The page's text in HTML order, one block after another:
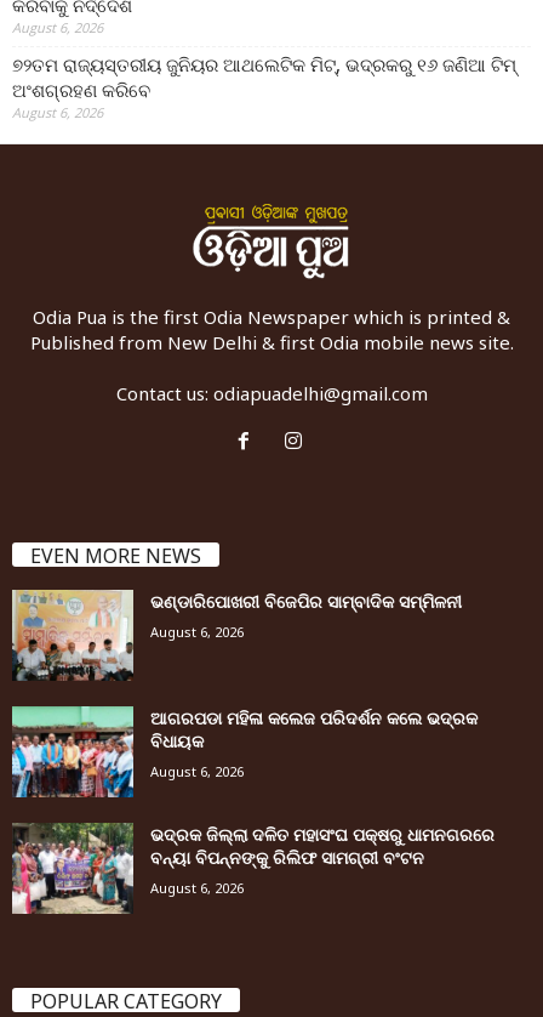
କରିବାକୁ ନିର୍ଦ୍ଦେଶ
August 6, 2026
୭୨ତମ ରାଜ୍ୟସ୍ତରୀୟ ଜୁନିୟର ଆଥଲେଟିକ ମିଟ୍‌, ଭଦ୍ରକରୁ ୧୬ ଜଣିଆ ଟିମ୍
ଅଂଶଗ୍ରହଣ କରିବେ
August 6, 2026
Odia Pua is the first Odia Newspaper which is printed &
Published from New Delhi & first Odia mobile news site.
Contact us: odiapuadelhi@gmail.com
EVEN MORE NEWS
ଭଣ୍ଡାରିପୋଖରୀ ବିଜେପିର ସାମ୍ବାଦିକ ସମ୍ମିଳନୀ
August 6, 2026
ଆଗରପଡା ମହିଳା କଲେଜ ପରିଦର୍ଶନ କଲେ ଭଦ୍ରକ
ବିଧାୟକ
August 6, 2026
ଭଦ୍ରକ ଜିଲ୍ଲା ଦଳିତ ମହାସଂଘ ପକ୍ଷରୁ ଧାମନଗରରେ
ବନ୍ୟା ବିପନ୍ନଙ୍କୁ ରିଲିଫ ସାମଗ୍ରୀ ବଂଟନ
August 6, 2026
POPULAR CATEGORY